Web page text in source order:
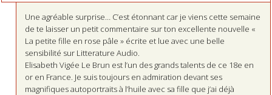
Une agréable surprise… C’est étonnant car je viens cette semaine
de te laisser un petit commentaire sur ton excellente nouvelle «
La petite fille en rose pâle » écrite et lue avec une belle
sensibilité sur Litterature Audio.
Elisabeth Vigée Le Brun est l’un des grands talents de ce 18e en
or en France. Je suis toujours en admiration devant ses
magnifiques autoportraits à l’huile avec sa fille que j’ai déjà